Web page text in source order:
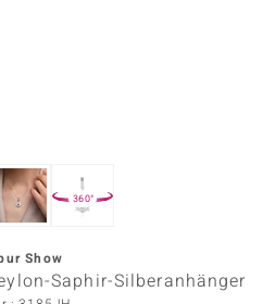
360°
Show
Saphir-Silberanhänger